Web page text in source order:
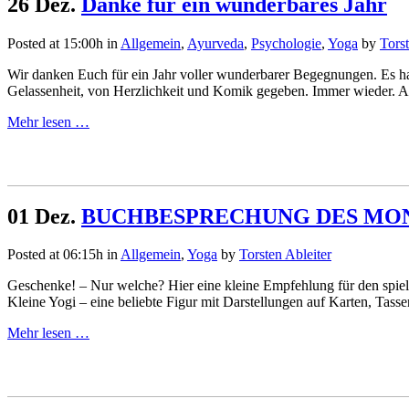
Posted at 15:00h in Allgemein, Ayurveda, Psychologie, Yoga by
Wir danken Euch für ein Jahr voller wunderbarer Begegnungen.
Gelassenheit, von Herzlichkeit und Komik gegeben. Immer
Mehr lesen …
01 Dez. BUCHBESPRECHUNG DES
Posted at 06:15h inAllgemein, Yoga by Torsten Ableiter
Geschenke! – Nur welche? Hier eine kleine Empfehlung für den
Kleine Yogi – eine beliebte Figur mit Darstellungen auf Karten,
Mehr lesen …